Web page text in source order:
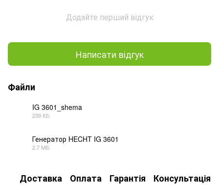
Додайте перший відгук
Написати відгук
Файли
IG 3601_shema
239 КБ
Генератор HECHT IG 3601
2.7 МБ
Доставка Оплата Гарантія Консультація